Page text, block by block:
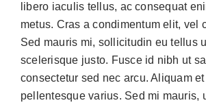
libero iaculis tellus, ac consequat
metus. Cras a condimentum elit, vel
Sed mauris mi, sollicitudin eu tellus
scelerisque justo. Fusce id nibh ut
consectetur sed nec arcu. Aliquam
pellentesque varius. Sed mi mauris,